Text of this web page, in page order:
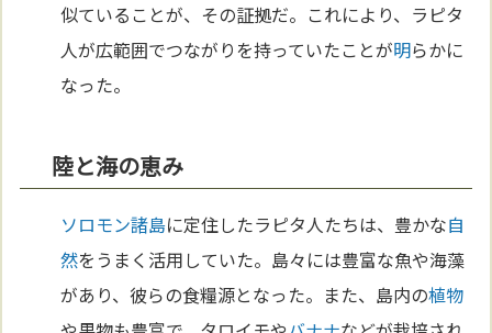
似ていることが、その証拠だ。これにより、ラピタ
人が広範囲でつながりを持っていたことが明らかに
なった。
陸と海の恵み
ソロモン諸島に定住したラピタ人たちは、豊かな自
然をうまく活用していた。島々には豊富な魚や海藻
があり、彼らの食糧源となった。また、島内の植物